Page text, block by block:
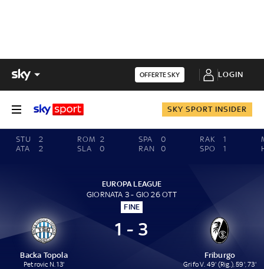
OFFERTE SKY LOGIN
SKY SPORT INSIDER
STU
2
ATA
2
ROM 2
SLA
0
SPA
0
RAN
0
RAK
1
SPO
1
EUROPA LEAGUE
GIORNATA 3 - GIO 26 OTT
FINE
Backa Topola
Petrovic N. 13'
1 - 3
Friburgo
Grifo V. 49' (Rig.), 59', 73'